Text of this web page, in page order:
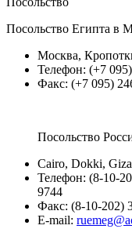
Посольство Египта в
Москва,
Телефон: (+7
Факс: (+7 095)
Посольство
Cairo, Dokki,
Телефон: (8-10-
9744
Факс: (8-10-202)
E-mail: